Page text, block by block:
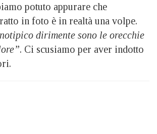
potuto appurare che
in foto è in realtà una volpe.
dirimente sono le orecchie
. Ci scusiamo per aver indotto